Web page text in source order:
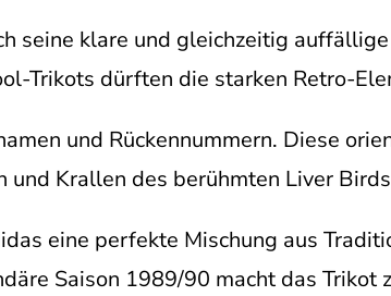
seine klare und gleichzeitig auffällige
Trikots dürften die starken Retro-
und Rückennummern. Diese
und Krallen des berühmten Liver
eine perfekte Mischung aus
Saison 1989/90 macht das Trikot